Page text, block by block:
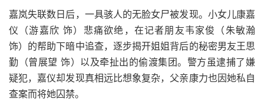
嘉岚失联数日后，一具骇人的无脸女尸被发现。小女儿康嘉
仪（游嘉欣 饰）悲痛欲绝，在记者朋友韦家俊（朱敏瀚
饰）的帮助下暗中追查，逐步揭开姐姐背后的秘密男友王思
勤（曾展望 饰）以及牵扯出的偷渡集团。警方虽逮捕了嫌
疑犯，嘉仪却发现真相远比想象复杂，父亲康力也因她私自
查案而将她囚禁。